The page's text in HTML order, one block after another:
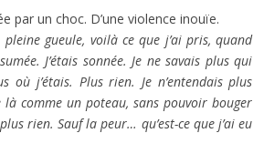
par un choc. D’une violence inouïe.
gueule, voilà ce que j’ai pris, quand
J’étais sonnée. Je ne savais plus qui
où j’étais. Plus rien. Je n’entendais plus
là comme un poteau, sans pouvoir bouger
rien. Sauf la peur… qu’est-ce que j’ai eu